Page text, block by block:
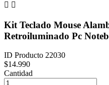
 
Kit Teclado Mouse
Retroiluminado Pc
ID Producto 22030
$14.990
Cantidad